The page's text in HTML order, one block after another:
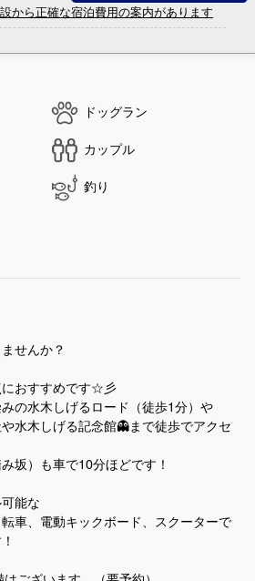
ドッグラン
カップル
釣り
せんか？
おすすめです☆彡
の水木しげるロード（徒歩1分）や
水木しげる記念館👻まで徒歩でアクセ
坂）も車で10分ほどです！
能な
車、電動キックボード、スクーターで
から正確な宿泊費用の案内があります